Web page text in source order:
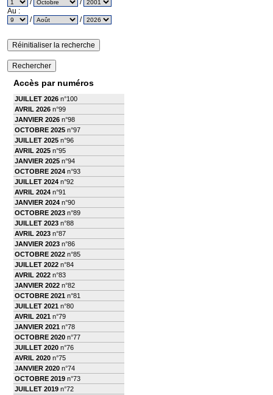
/
/
Au :
/
/
Accès par numéros
JUILLET 2026 n°100
AVRIL 2026 n°99
JANVIER 2026 n°98
OCTOBRE 2025 n°97
JUILLET 2025 n°96
AVRIL 2025 n°95
JANVIER 2025 n°94
OCTOBRE 2024 n°93
JUILLET 2024 n°92
AVRIL 2024 n°91
JANVIER 2024 n°90
OCTOBRE 2023 n°89
JUILLET 2023 n°88
AVRIL 2023 n°87
JANVIER 2023 n°86
OCTOBRE 2022 n°85
JUILLET 2022 n°84
AVRIL 2022 n°83
JANVIER 2022 n°82
OCTOBRE 2021 n°81
JUILLET 2021 n°80
AVRIL 2021 n°79
JANVIER 2021 n°78
OCTOBRE 2020 n°77
JUILLET 2020 n°76
AVRIL 2020 n°75
JANVIER 2020 n°74
OCTOBRE 2019 n°73
JUILLET 2019 n°72